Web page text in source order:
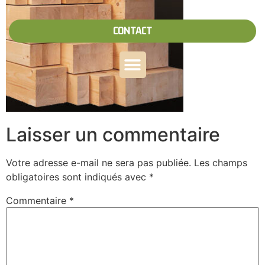
CONTACT
Laisser un commentaire
Votre adresse e-mail ne sera pas publiée. Les champs
obligatoires sont indiqués avec *
Commentaire *